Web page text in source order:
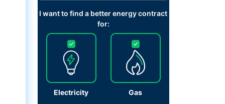
I want to find a better energy contract
for:
Electricity Gas